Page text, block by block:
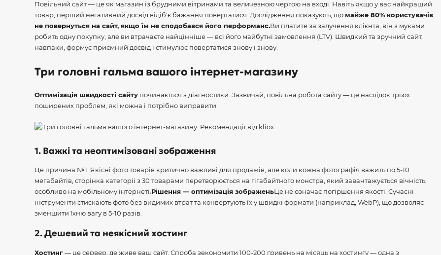
Повільний сайт — це як магазин із брудними вітринами та величезною чергою на вході. Навіть якщо у вас найкращий
товар, перший негативний досвід відіб'є бажання повертатися. Дослідження показують, що майже 80% користувачів
не повернуться на сайт, якщо їм не сподобався його перформанс.Ви платите за залучення клієнта, він з муками
робить одну покупку, але ви втрачаєте найцінніше — всі його майбутні замовлення (LTV). Швидкий та зручний сайт,
навпаки, формує приємний досвід і стимулює повертатися знову і знову.
Три головні гальма вашого інтернет-магазину
Оптимізація швидкості сайту починається з діагностики. Зазвичай, повільна робота сайту — це наслідок трьох
поширених проблем, які можна і потрібно виправити.
1. Важкі та неоптимізовані зображення
Це причина №1. Якісні фото товарів критично важливі для продажів, але коли кожна фотографія важить по 5-10
мегабайтів, сторінка категорії з 30 товарами перетворюється на гігабайтного монстра, який завантажується вічність,
особливо на мобільному інтернеті.Рішення — оптимізація зображеньЦе не означає погіршення якості. Сучасні
інструменти стискають фото без видимих втрат та конвертують їх у швидкі формати (наприклад, WebP), що дозволяє
зменшити їхню вагу в 5-10 разів.
2. Дешевий та неякісний хостинг
Хостинг — це сервер, де живе ваш сайт. Спроба зекономити 100-200 гривень на місяць на хостингу — одна з